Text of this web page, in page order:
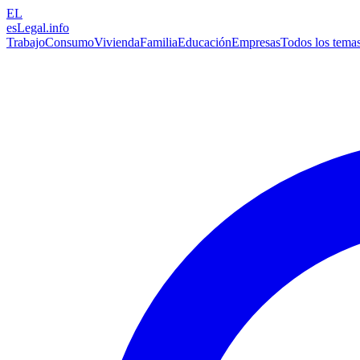
EL
esLegal.info
TrabajoConsumoViviendaFamiliaEducaciónEmpresasTodos los